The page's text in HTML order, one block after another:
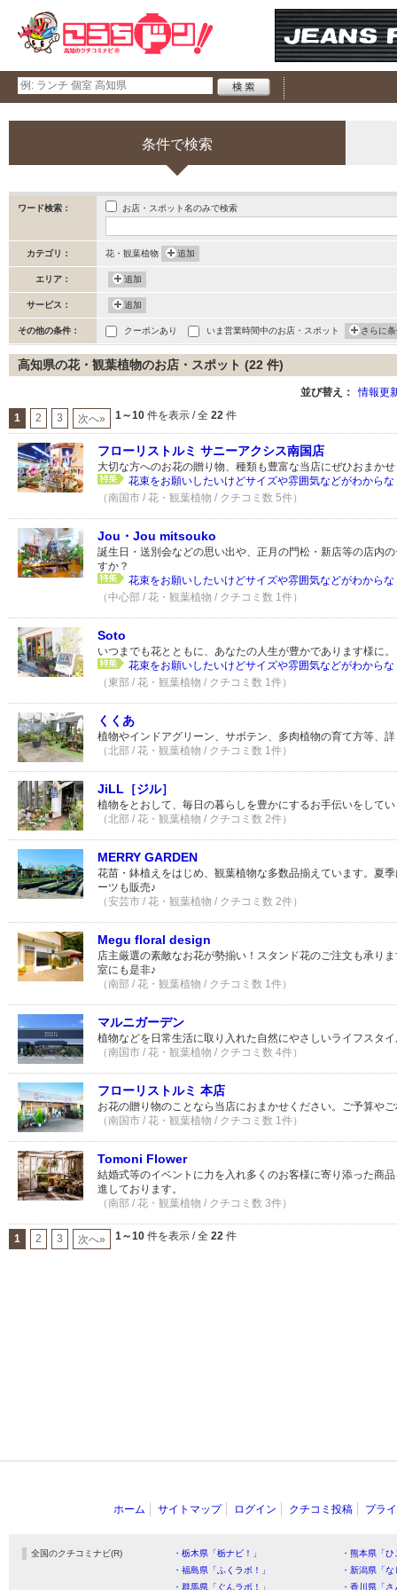
条件で検索
ワード検索： お店・スポット名のみで検索
カテゴリ： 花・観葉植物 追加
エリア： 追加
サービス： 追加
その他の条件： クーポンあり いま営業時間中のお店・スポット さらに
高知県の花・観葉植物のお店・スポット (22 件)
並び替え： 情報更
1 2 3 次へ» 1～10 件を表示 / 全 22 件
フローリストルミ サニーアクシス南国店
大切な方へのお花の贈り物、種類も豊富な当店にぜひおまか
花束をお願いしたいけどサイズや雰囲気などがわから
（南国市 / 花・観葉植物 / クチコミ数 5件）
Jou・Jou mitsouko
誕生日・送別会などの思い出や、正月の門松・新店等の店内
すか？
花束をお願いしたいけどサイズや雰囲気などがわから
（中心部 / 花・観葉植物 / クチコミ数 1件）
Soto
いつまでも花とともに、あなたの人生が豊かであります様に。
花束をお願いしたいけどサイズや雰囲気などがわから
（東部 / 花・観葉植物 / クチコミ数 1件）
くくあ
植物やインドアグリーン、サボテン、多肉植物の育て方等、
（北部 / 花・観葉植物 / クチコミ数 1件）
JiLL［ジル］
植物をとおして、毎日の暮らしを豊かにするお手伝いをして
（北部 / 花・観葉植物 / クチコミ数 2件）
MERRY GARDEN
花苗・鉢植えをはじめ、観葉植物な多数品揃えています。夏
ーツも販売♪
（安芸市 / 花・観葉植物 / クチコミ数 2件）
Megu floral design
店主厳選の素敵なお花が勢揃い！スタンド花のご注文も承り
室にも是非♪
（南部 / 花・観葉植物 / クチコミ数 1件）
マルニガーデン
植物などを日常生活に取り入れた自然にやさしいライフスタ
（南国市 / 花・観葉植物 / クチコミ数 4件）
フローリストルミ 本店
お花の贈り物のことなら当店におまかせください。ご予算や
（南国市 / 花・観葉植物 / クチコミ数 1件）
Tomoni Flower
結婚式等のイベントに力を入れ多くのお客様に寄り添った商
進しております。
（南部 / 花・観葉植物 / クチコミ数 3件）
1 2 3 次へ» 1～10 件を表示 / 全 22 件
ホーム サイトマップ ログイン クチコミ投稿 プラ
全国のクチコミナビ(R) ・栃木県「栃ナビ！」
・熊本県「
・福島県「ふくラボ！」
・新潟県「
・群馬県「ぐんラボ！」
・香川県「